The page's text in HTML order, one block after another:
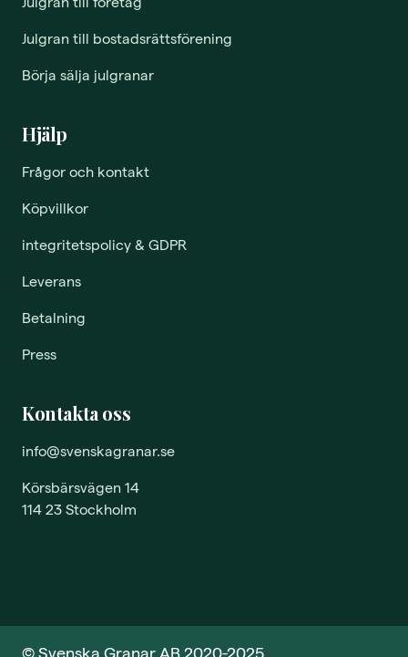
Julgran till bostadsrättsförening
Börja sälja julgranar
Hjälp
Frågor och kontakt
Köpvillkor
integritetspolicy & GDPR
Leverans
Betalning
Press
Kontakta oss
info@svenskagranar.se
Körsbärsvägen 14
114 23 Stockholm
© Svenska Granar AB 2020-2025